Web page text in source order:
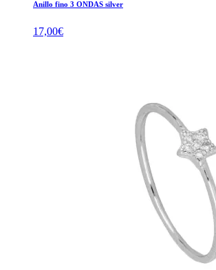
Anillo fino 3 ONDAS silver
17,00€